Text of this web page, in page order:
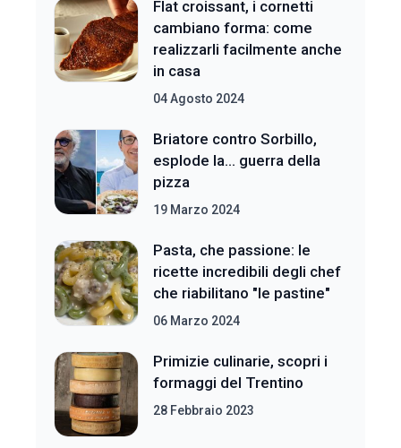
Flat croissant, i cornetti
cambiano forma: come
realizzarli facilmente anche
in casa
04 Agosto 2024
Briatore contro Sorbillo,
esplode la... guerra della
pizza
19 Marzo 2024
Pasta, che passione: le
ricette incredibili degli chef
che riabilitano "le pastine"
06 Marzo 2024
Primizie culinarie, scopri i
formaggi del Trentino
28 Febbraio 2023